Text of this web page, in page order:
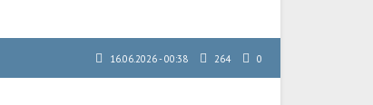
16.06.2026 - 00:38 264 0